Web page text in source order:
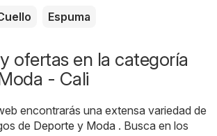
Espuma
ofertas en la categoría
- Cali
encontrarás una extensa variedad de
de Deporte y Moda . Busca en los